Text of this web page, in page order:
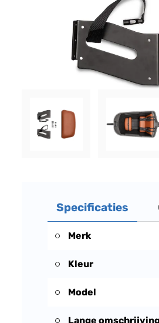
Specificaties
Merk
Kleur
Model
Lange